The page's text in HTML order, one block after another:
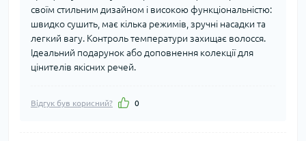
своїм стильним дизайном і високою функціональністю:
швидко сушить, має кілька режимів, зручні насадки та
легкий вагу. Контроль температури захищає волосся.
Ідеальний подарунок або доповнення колекції для
цінителів якісних речей.
Відгук був корисний? 0